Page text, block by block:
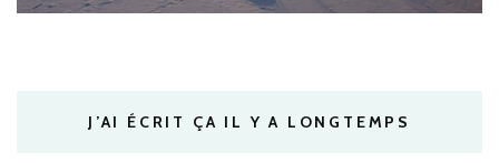
J’AI ÉCRIT ÇA IL Y A LONGTEMPS